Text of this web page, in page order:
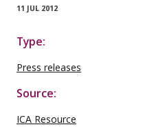
11 JUL 2012
Type:
Press releases
Source:
ICA Resource